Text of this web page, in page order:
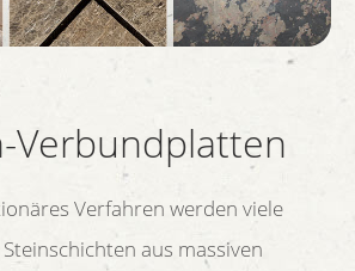
Verbundplatten
Verfahren werden viele
aus massiven